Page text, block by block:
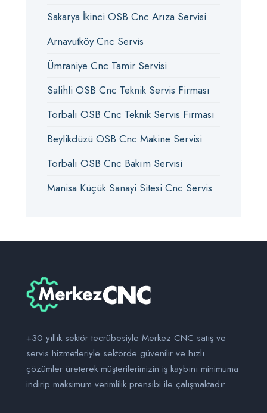
Sakarya İkinci OSB Cnc Arıza Servisi
Arnavutköy Cnc Servis
Ümraniye Cnc Tamir Servisi
Salihli OSB Cnc Teknik Servis Firması
Torbalı OSB Cnc Teknik Servis Firması
Beylikdüzü OSB Cnc Makine Servisi
Torbalı OSB Cnc Bakım Servisi
Manisa Küçük Sanayi Sitesi Cnc Servis
+30 yıllık sektör tecrübesiyle Merkez CNC satış ve
servis hizmetleriyle sektörde güvenilir ve hızlı
çözümler üreterek müşterilerimizin iş kaybını minimuma
indirip maksimum verimlilik prensibi ile çalışmaktadır.